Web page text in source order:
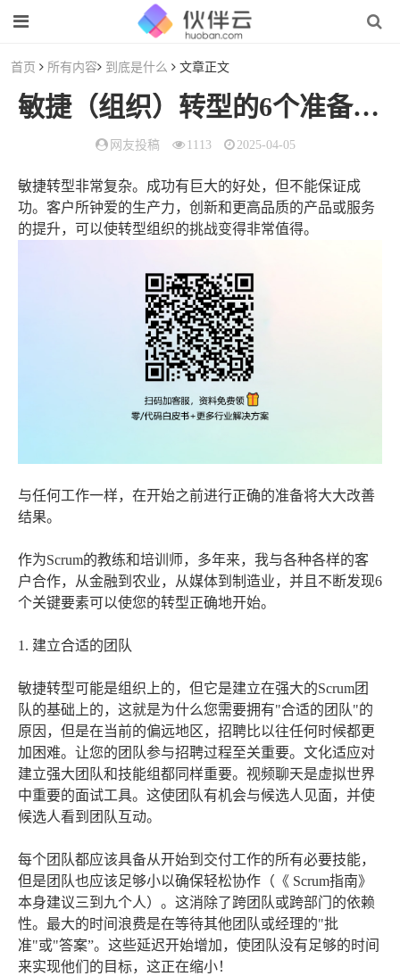
首页 所有内容 到底是什么 文章正文
敏捷（组织）转型的6个准备条件
网友投稿 1113 2025-04-05
敏捷转型非常复杂。成功有巨大的好处，但不能保证成
功。客户所钟爱的生产力，创新和更高品质的产品或服务
的提升，可以使转型组织的挑战变得非常值得。
与任何工作一样，在开始之前进行正确的准备将大大改善
结果。
作为Scrum的教练和培训师，多年来，我与各种各样的客
户合作，从金融到农业，从媒体到制造业，并且不断发现6
个关键要素可以使您的转型正确地开始。
1. 建立合适的团队
敏捷转型可能是组织上的，但它是建立在强大的Scrum团
队的基础上的，这就是为什么您需要拥有"合适的团队"的
原因，但是在当前的偏远地区，招聘比以往任何时候都更
加困难。让您的团队参与招聘过程至关重要。文化适应对
建立强大团队和技能组都同样重要。视频聊天是虚拟世界
中重要的面试工具。这使团队有机会与候选人见面，并使
候选人看到团队互动。
每个团队都应该具备从开始到交付工作的所有必要技能，
但是团队也应该足够小以确保轻松协作（《 Scrum指南》
本身建议三到九个人）。这消除了跨团队或跨部门的依赖
性。最大的时间浪费是在等待其他团队或经理的"批
准"或"答案”。这些延迟开始增加，使团队没有足够的时间
来实现他们的目标，这正在缩小！